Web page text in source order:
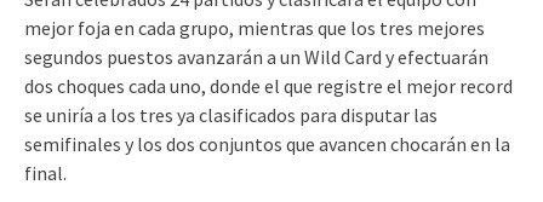
mejor foja en cada grupo, mientras que los tres mejores
segundos puestos avanzarán a un Wild Card y efectuarán
dos choques cada uno, donde el que registre el mejor record
se uniría a los tres ya clasificados para disputar las
semifinales y los dos conjuntos que avancen chocarán en la
final.